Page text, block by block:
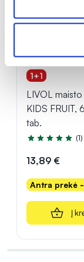
1+1
LIVOL
KIDS FRUIT,
tab.
Įvertinimas 5.0
(1)
13,89 €
Antra prekė -
Į